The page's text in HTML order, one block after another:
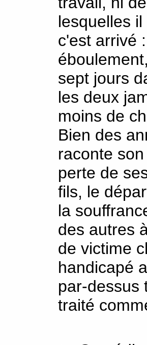
lesquelles
c'est arrivé
sept jours
les deux
moins de
Bien des
raconte
perte de
fils, le
la
des autres
de victime
handicapé
par-dessus
traité